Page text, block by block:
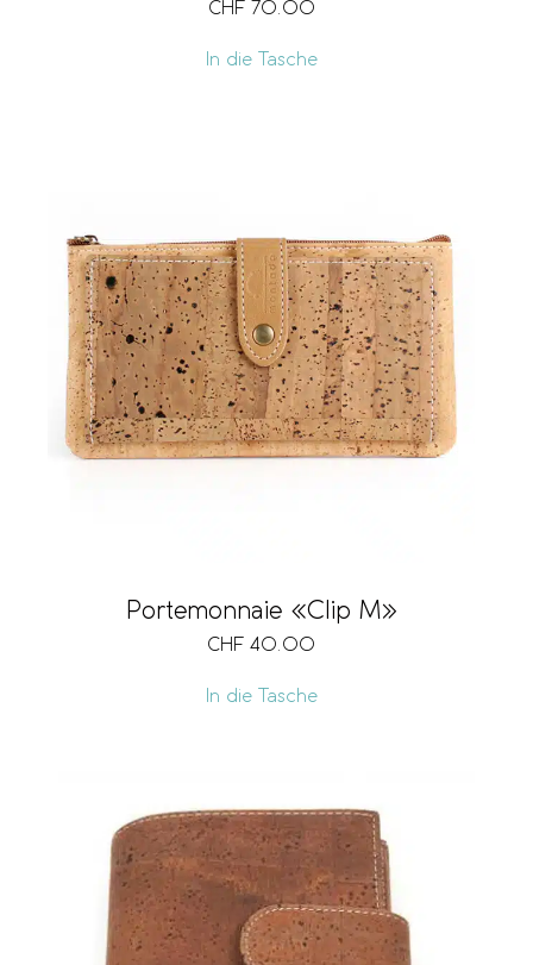
CHF 70.00
In die Tasche
Portemonnaie «Clip M»
CHF 40.00
In die Tasche